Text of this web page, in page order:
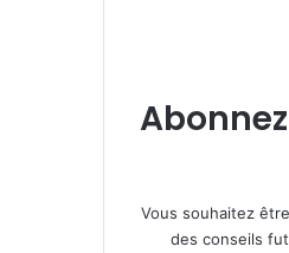
Vous souhaitez
des conseils